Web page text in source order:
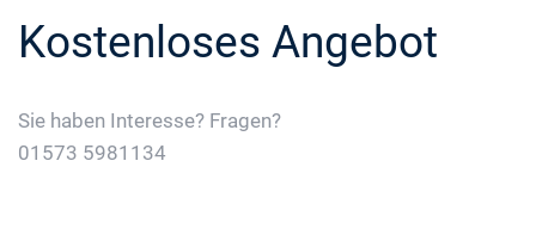
Kostenloses Angebot
Sie haben Interesse? Fragen?
01573 5981134